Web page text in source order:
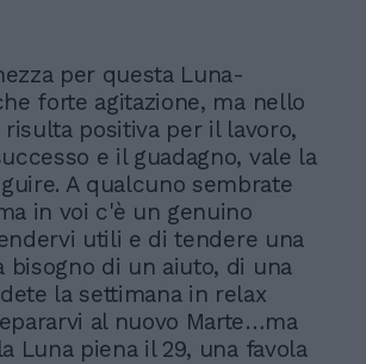
per questa Luna-
forte agitazione, ma nello
positiva per il lavoro,
e il guadagno, vale la
A qualcuno sembrate
in voi c'è un genuino
utili e di tendere una
bisogno di un aiuto, di una
la settimana in relax
al nuovo Marte…ma
Luna piena il 29, una favola